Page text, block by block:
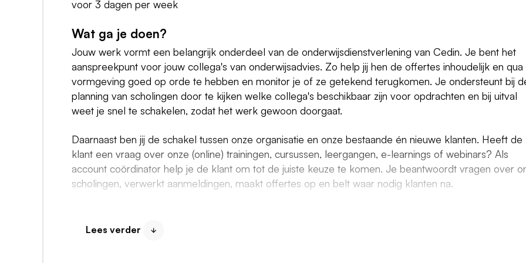
voor 3 dagen per week
Wat ga je doen?
Jouw werk vormt een belangrijk onderdeel van de onderwijsdienstverlening van Cedin. Je bent het
aanspreekpunt voor jouw collega's van onderwijsadvies. Zo help jij hen de offertes inhoudelijk en qua
vormgeving goed op orde te hebben en monitor je of ze getekend terugkomen. Je ondersteunt bij
planning van scholingen door te kijken welke collega's beschikbaar zijn voor opdrachten en bij uitval
weet je snel te schakelen, zodat het werk gewoon doorgaat.
Daarnaast ben jij de schakel tussen onze organisatie en onze bestaande én nieuwe klanten. Heeft de
klant een vraag over onze (online) trainingen, cursussen, leergangen, e-learnings of webinars? Als
account coördinator help je de klant om tot de juiste keuze te komen. Je beantwoordt vragen over
scholingen, verwerkt aanmeldingen, maakt offertes op en belt waar nodig klanten na.
eventuele lezingen/symposia. Je beheert de aanmeldingen in ons digitale systeem en houdt in de
Lees verder